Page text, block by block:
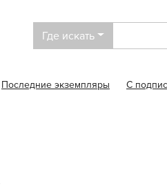
Где искать
Последние экземпляры С